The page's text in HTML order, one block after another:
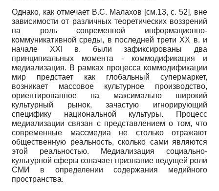
Однако, как отмечает В.С. Малахов [см.13, с. 52], вне
зависимости от различных теоретических воззрений
на роль современной информационно-
коммуникативной среды, в последней трети ХХ в. и
начале XXI в. были зафиксированы два
принципиальных момента - коммодификация и
медиализация. В рамках процесса коммодификации
мир предстает как глобальный супермаркет,
возникает массовое культурное производство,
ориентированное на максимально широкий
культурный рынок, зачастую игнорирующий
специфику национальной культуры. Процесс
медиализации связан с представлением о том, что
современные массмедиа не столько отражают
общественную реальность, сколько сами являются
этой реальностью. Медиализация социально-
культурной сферы означает признание ведущей роли
СМИ в определении содержания медийного
пространства.